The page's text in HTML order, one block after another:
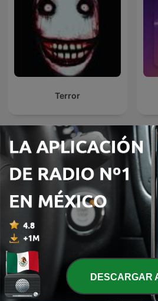
Terror
La Tapatía 103.5 FM
DESCARGAR